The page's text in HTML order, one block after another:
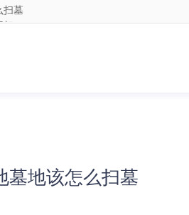
契
扫墓
墓地该怎么扫墓